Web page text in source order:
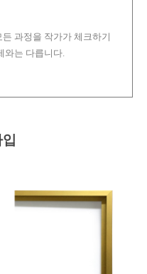
과정을 작가가 체크하기
와는 다릅니다.